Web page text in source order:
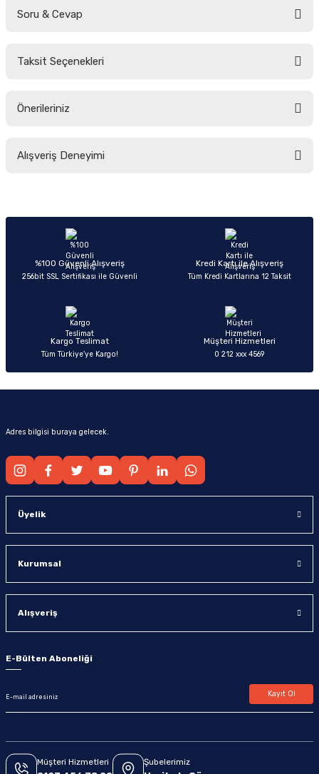
Soru & Cevap
Taksit Seçenekleri
Önerileriniz
yetersiz gördüğünüz noktaları öneri formunu kullanarak tarafımıza
Ürün açıklamasında eksik bilgiler bulunuyor.
Ürün bilgilerinde hatalar bulunuyor.
Ürün fiyatı diğer sitelerden daha pahalı.
Alışveriş Deneyimi
Sitemize ilk yorumu siz yapın!
%100 Güvenli Alışveriş
256bit SSL Sertifikası ile Güvenli
Kredi Kartı ile Alışveriş
Tüm Kredi Kartlarına 12 Taksit
Kargo Teslimat
Tüm Türkiye’ye Kargo!
Müşteri Hizmetleri
0 212 xxx 4569
Adres bilgisi buraya gelecek.
Üyelik
Kurumsal
Alışveriş
E-Bülten Aboneliği
Kayıt Ol
Müşteri Hizmetleri Şubelerimiz